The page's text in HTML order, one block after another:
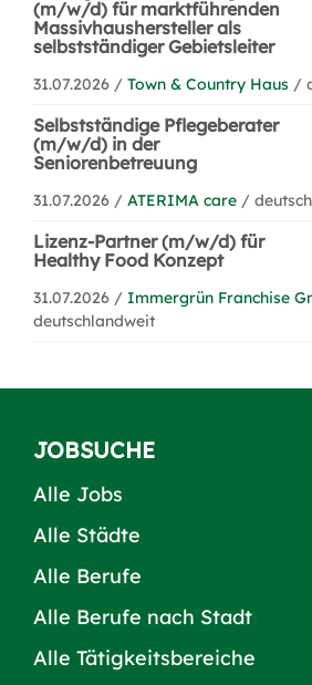
(m/w/d) für marktführenden
Massivhaushersteller als
selbstständiger Gebietsleiter
31.07.2026 / Town & Country Haus /
Selbstständige Pflegeberater
(m/w/d) in der
Seniorenbetreuung
31.07.2026 / ATERIMA care /
Lizenz-Partner (m/w/d) für
Healthy Food Konzept
31.07.2026 / Immergrün Franchise
deutschlandweit
JOBSUCHE
Alle Jobs
Alle Städte
Alle Berufe
Alle Berufe nach Stadt
Alle Tätigkeitsbereiche